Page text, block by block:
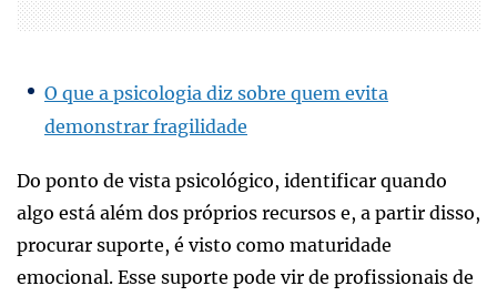
O que a psicologia diz sobre quem evita
demonstrar fragilidade
Do ponto de vista psicológico, identificar quando
algo está além dos próprios recursos e, a partir disso,
procurar suporte, é visto como maturidade
emocional. Esse suporte pode vir de profissionais de